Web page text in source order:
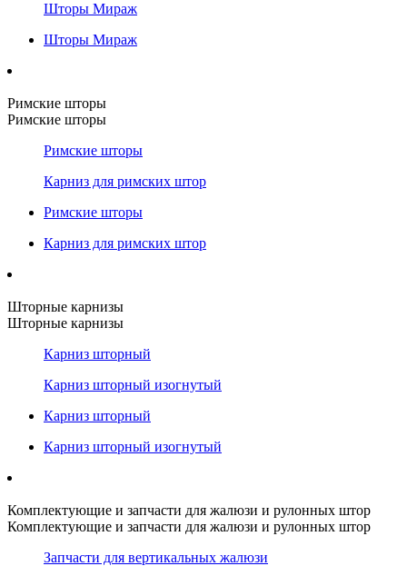
Шторы Мираж
Шторы Мираж
Римские шторы
Римские шторы
Римские шторы
Карниз для римских штор
Римские шторы
Карниз для римских штор
Шторные карнизы
Шторные карнизы
Карниз шторный
Карниз шторный изогнутый
Карниз шторный
Карниз шторный изогнутый
Комплектующие и запчасти для жалюзи и рулонных штор
Комплектующие и запчасти для жалюзи и рулонных штор
Запчасти для вертикальных жалюзи